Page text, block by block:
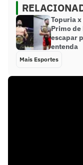
Topuria x
Primo
escapar
entenda
Mais Esportes